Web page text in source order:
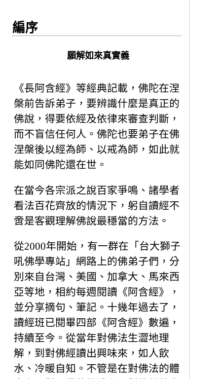
編序
願解如來真實義
《長阿含經》等經典記載，佛陀在涅
槃前告訴弟子，要辨識什麼是真正的
佛說，得要依經及依律來審查判斷，
而不盲信任何人。佛陀也要弟子在佛
涅槃後以經為師、以戒為師，如此就
能如同佛陀還在世。
在當今各宗派之說百家爭鳴、諸學者
看法百花齊放的情況下，躬自讀經不
啻是客觀理解佛說最穩當的方法。
從2000年開始，有一群在「台大獅子
吼佛學專站」網路上的佛弟子們，分
別來自台灣、美國、加拿大、馬來西
亞等地，相約每週閱讀《阿含經》，
並分享摘句、筆記。十幾年過去了，
讀經班已閱畢四部《阿含經》數遍，
持續至今。從當年對佛法生澀地理
解，到對佛經讀出興味來，如人飲
水、冷暖自知。不管是在對佛法的體